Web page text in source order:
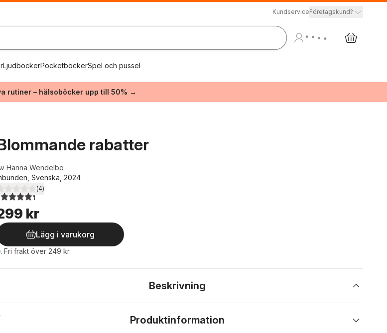
KundserviceFöretagskund?
LjudböckerPocketböckerSpel och pussel
rutiner – hälsoböcker upp till 50% →
rabatter
Hanna Wendelbo
Svenska, 2024
utav 5 stjärnor. Totalt antal röster:
(4)
kr
Lägg i varukorg
. Fri frakt över 249 kr.
Beskrivning
Produktinformation